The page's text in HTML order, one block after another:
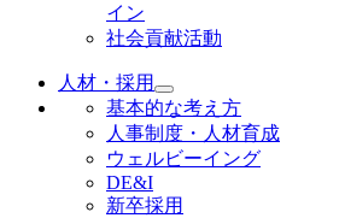
イン
社会貢献活動
人材・採用
基本的な考え方
人事制度・人材育成
ウェルビーイング
DE&I
新卒採用